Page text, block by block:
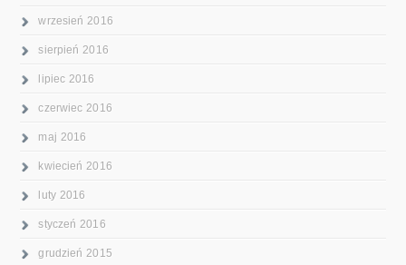
wrzesień 2016
sierpień 2016
lipiec 2016
czerwiec 2016
maj 2016
kwiecień 2016
luty 2016
styczeń 2016
grudzień 2015